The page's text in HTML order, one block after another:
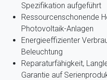
Spezifikation aufgeführt
Ressourcenschonende
Photovoltaik-Anlagen
Energieeffizienter
Beleuchtung
Reparaturfähigkeit,
Garantie auf